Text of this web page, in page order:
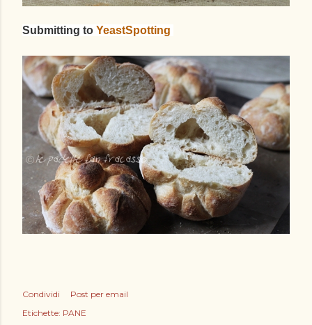
Submitting to YeastSpotting
Condividi
Post per email
Etichette: PANE